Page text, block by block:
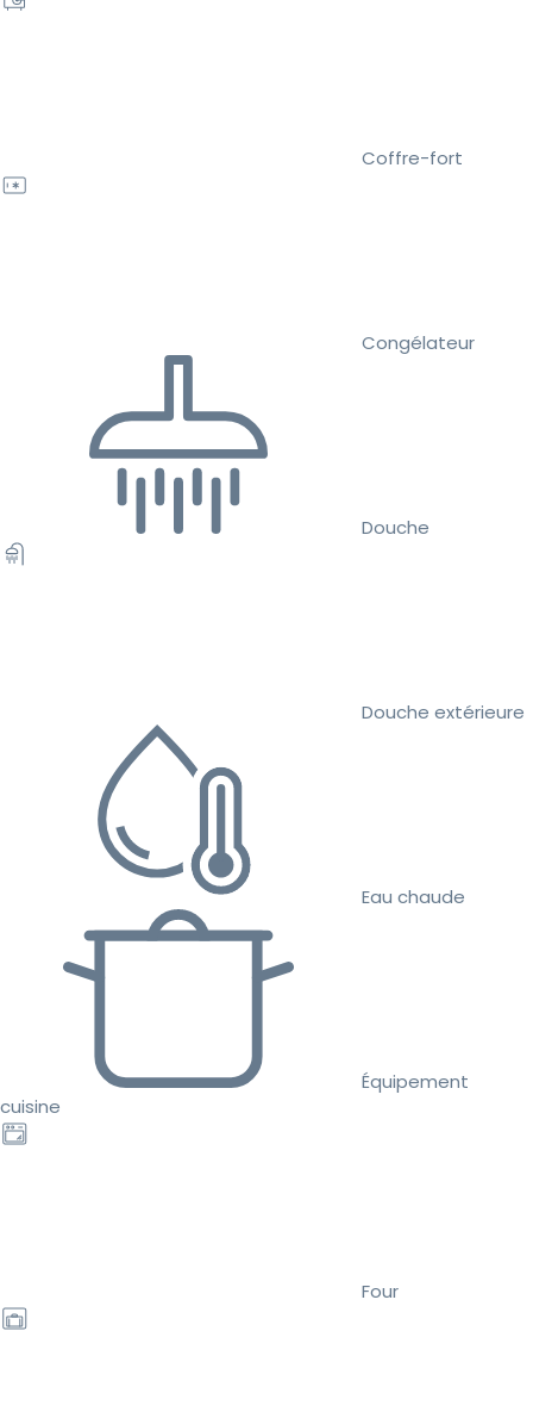
Coffre-fort
Congélateur
Douche
Douche extérieure
Eau chaude
Équipement
cuisine
Four